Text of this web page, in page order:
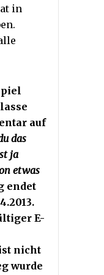
in
auf
das
ja
etwas
endet
E-
nicht
wurde